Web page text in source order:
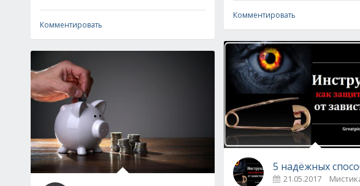
Комментировать
Комментировать
5 надёжных
21.05.2017